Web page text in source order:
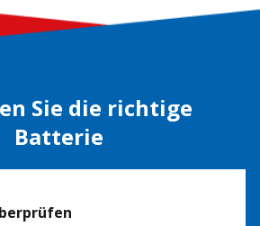
Sie die richtige
Batterie